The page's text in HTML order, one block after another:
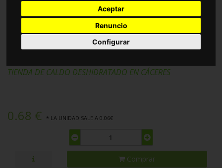
Aceptar
Renuncio
Configurar
CALDO PESCADO ALTEZA 12
TIENDA DE CALDO DESHIDRATADO EN CÁCERES
0.68 € * LA UNIDAD SALE A 0.06€
Comprar